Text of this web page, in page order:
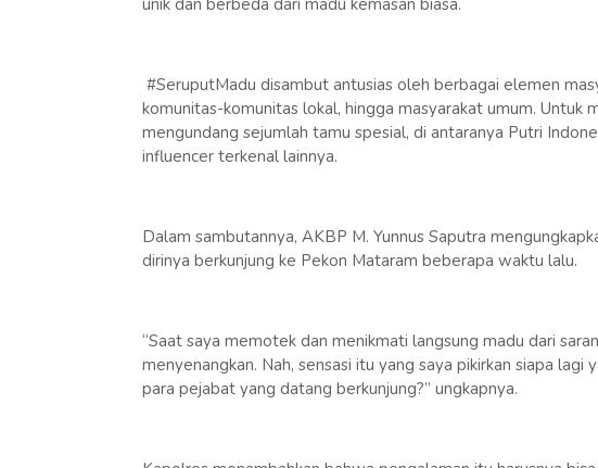
unik dan berbeda dari madu kemasan biasa.
#SeruputMadu disambut antusias oleh berbagai elemen
komunitas-komunitas lokal, hingga masyarakat umum. Untuk
mengundang sejumlah tamu spesial, di antaranya Putri
influencer terkenal lainnya.
Dalam sambutannya, AKBP M. Yunnus Saputra
dirinya berkunjung ke Pekon Mataram beberapa waktu lalu.
“Saat saya memotek dan menikmati langsung madu dari
menyenangkan. Nah, sensasi itu yang saya pikirkan siapa
para pejabat yang datang berkunjung?” ungkapnya.